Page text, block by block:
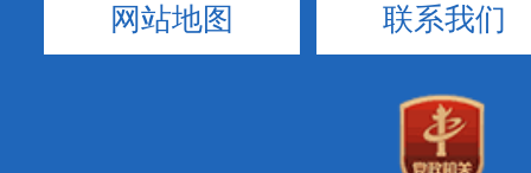
网站地图 联系我们